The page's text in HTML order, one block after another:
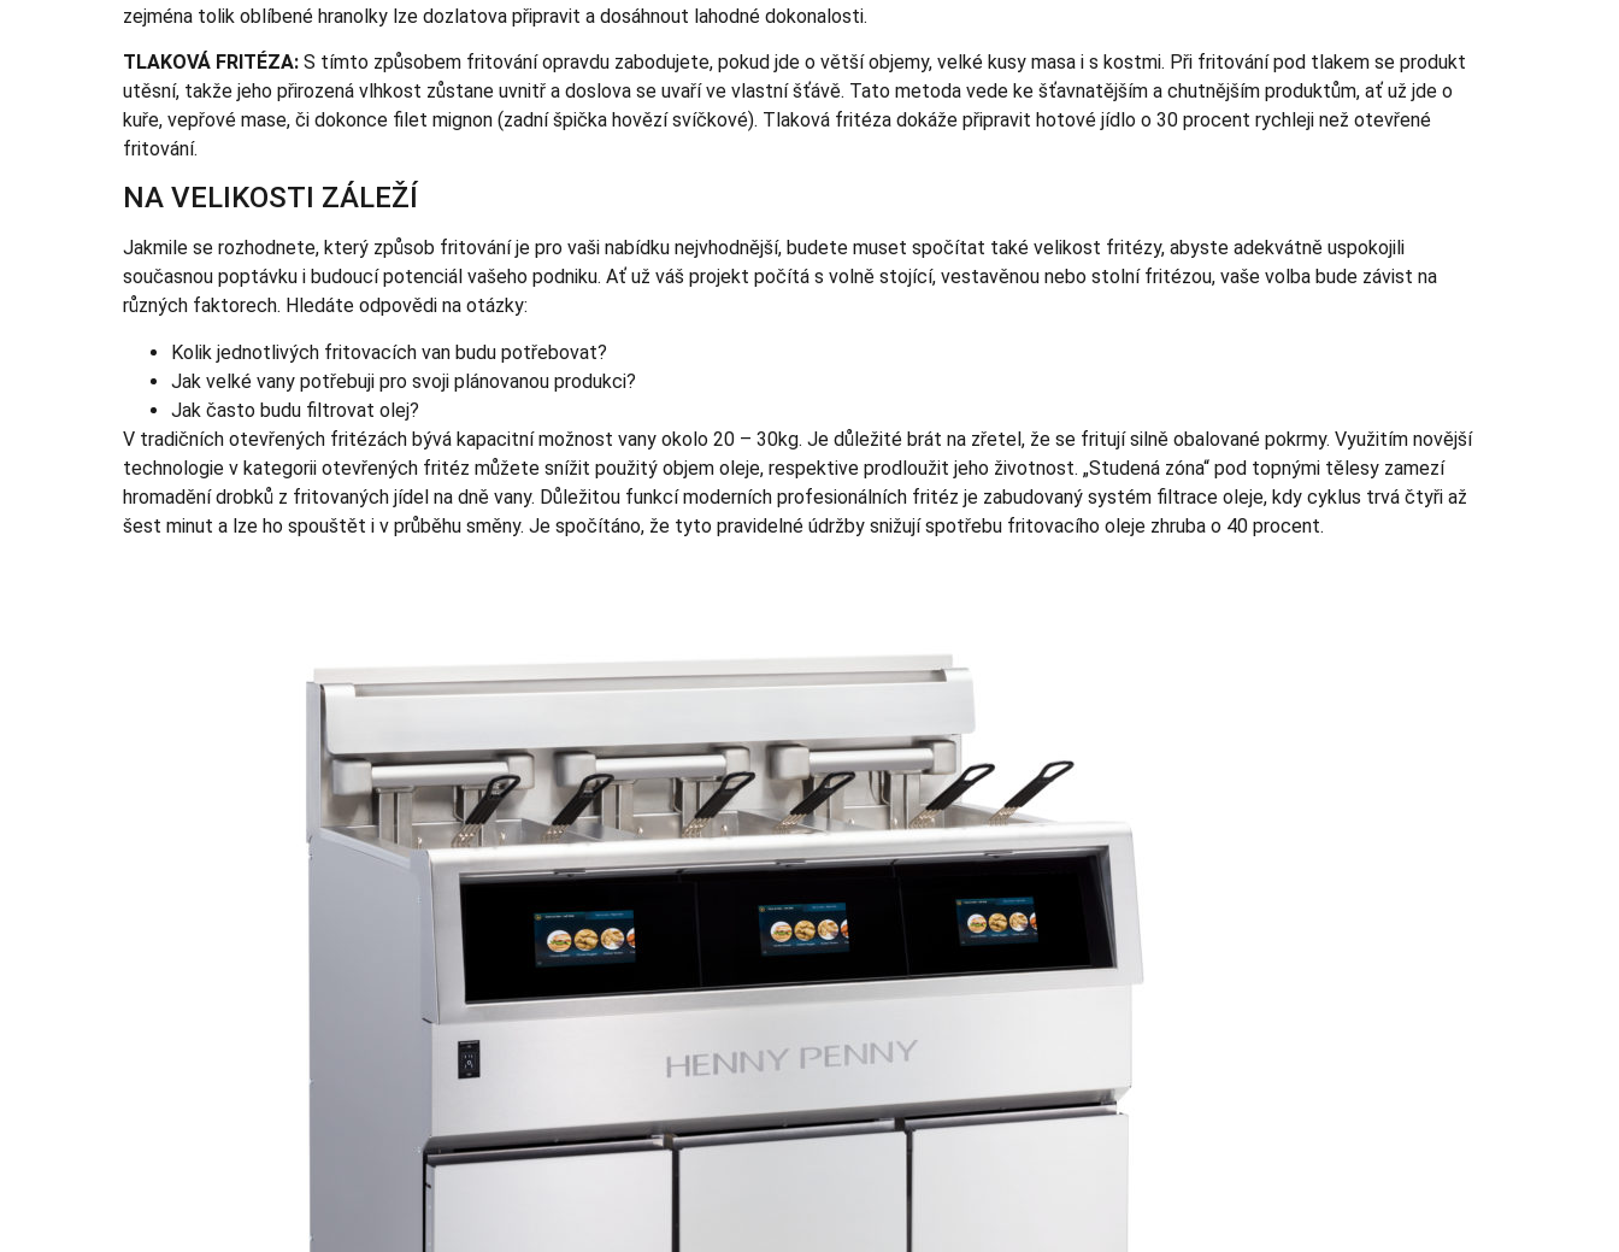
zejména tolik oblíbené hranolky lze dozlatova připravit a dosáhnout lahodné dokonalosti.
TLAKOVÁ FRITÉZA: S tímto způsobem fritování opravdu zabodujete, pokud jde o větší objemy, velké kusy masa i s kostmi. Při fritování pod tlakem se produkt
utěsní, takže jeho přirozená vlhkost zůstane uvnitř a doslova se uvaří ve vlastní šťávě. Tato metoda vede ke šťavnatějším a chutnějším produktům, ať už jde o
kuře, vepřové mase, či dokonce filet mignon (zadní špička hovězí svíčkové). Tlaková fritéza dokáže připravit hotové jídlo o 30 procent rychleji než otevřené
fritování.
NA VELIKOSTI ZÁLEŽÍ
Jakmile se rozhodnete, který způsob fritování je pro vaši nabídku nejvhodnější, budete muset spočítat také velikost fritézy, abyste adekvátně uspokojili
současnou poptávku i budoucí potenciál vašeho podniku. Ať už váš projekt počítá s volně stojící, vestavěnou nebo stolní fritézou, vaše volba bude závist na
různých faktorech. Hledáte odpovědi na otázky:
Kolik jednotlivých fritovacích van budu potřebovat?
Jak velké vany potřebuji pro svoji plánovanou produkci?
Jak často budu filtrovat olej?
V tradičních otevřených fritézách bývá kapacitní možnost vany okolo 20 – 30kg. Je důležité brát na zřetel, že se fritují silně obalované pokrmy. Využitím novější
technologie v kategorii otevřených fritéz můžete snížit použitý objem oleje, respektive prodloužit jeho životnost. „Studená zóna“ pod topnými tělesy zamezí
hromadění drobků z fritovaných jídel na dně vany. Důležitou funkcí moderních profesionálních fritéz je zabudovaný systém filtrace oleje, kdy cyklus trvá čtyři až
šest minut a lze ho spouštět i v průběhu směny. Je spočítáno, že tyto pravidelné údržby snižují spotřebu fritovacího oleje zhruba o 40 procent.